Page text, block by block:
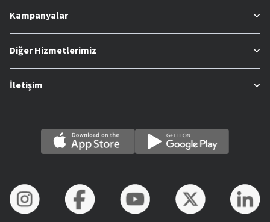
Kampanyalar
Diğer Hizmetlerimiz
İletişim